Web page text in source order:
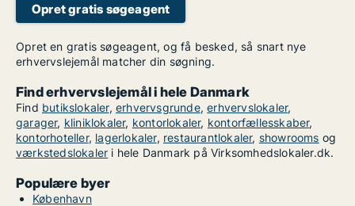
Opret gratis søgeagent
Opret en gratis søgeagent, og få besked, så snart nye
erhvervslejemål matcher din søgning.
Find erhvervslejemål i hele Danmark
Find butikslokaler,erhvervsgrunde,erhvervslokaler,
garager, kliniklokaler, kontorlokaler, kontorfællesskaber,
kontorhoteller, lagerlokaler, restaurantlokaler, showrooms og
værkstedslokaler i hele Danmark på Virksomhedslokaler.dk.
Populære byer
København